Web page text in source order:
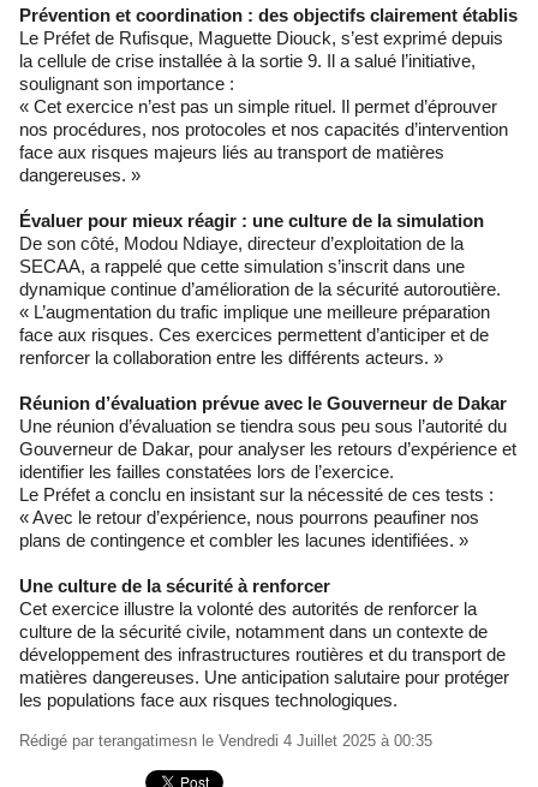
Prévention et coordination : des objectifs clairement établis
Le Préfet de Rufisque, Maguette Diouck, s’est exprimé depuis
la cellule de crise installée à la sortie 9. Il a salué l’initiative,
soulignant son importance :
« Cet exercice n’est pas un simple rituel. Il permet d’éprouver
nos procédures, nos protocoles et nos capacités d’intervention
face aux risques majeurs liés au transport de matières
dangereuses. »
Évaluer pour mieux réagir : une culture de la simulation
De son côté, Modou Ndiaye, directeur d’exploitation de la
SECAA, a rappelé que cette simulation s’inscrit dans une
dynamique continue d’amélioration de la sécurité autoroutière.
« L’augmentation du trafic implique une meilleure préparation
face aux risques. Ces exercices permettent d’anticiper et de
renforcer la collaboration entre les différents acteurs. »
Réunion d’évaluation prévue avec le Gouverneur de Dakar
Une réunion d’évaluation se tiendra sous peu sous l’autorité du
Gouverneur de Dakar, pour analyser les retours d’expérience et
identifier les failles constatées lors de l’exercice.
Le Préfet a conclu en insistant sur la nécessité de ces tests :
« Avec le retour d’expérience, nous pourrons peaufiner nos
plans de contingence et combler les lacunes identifiées. »
Une culture de la sécurité à renforcer
Cet exercice illustre la volonté des autorités de renforcer la
culture de la sécurité civile, notamment dans un contexte de
développement des infrastructures routières et du transport de
matières dangereuses. Une anticipation salutaire pour protéger
les populations face aux risques technologiques.
Rédigé par terangatimesn le Vendredi 4 Juillet 2025 à 00:35